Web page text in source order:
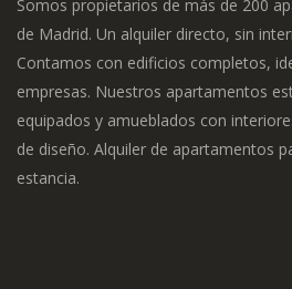
Somos propietarios de más de 200
de Madrid. Un alquiler directo, sin
Contamos con edificios completos,
empresas. Nuestros apartamentos
equipados y amueblados con
de diseño. Alquiler de apartamentos
estancia.